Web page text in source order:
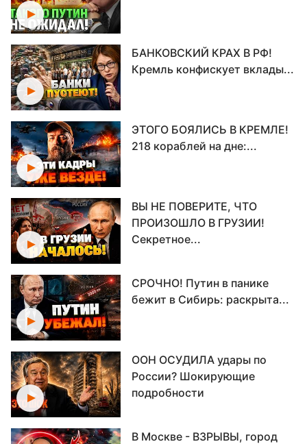
БАНКОВСКИЙ КРАХ В РФ!
Кремль конфискует вклады...
ЭТОГО БОЯЛИСЬ В КРЕМЛЕ!
218 кораблей на дне:...
ВЫ НЕ ПОВЕРИТЕ, ЧТО
ПРОИЗОШЛО В ГРУЗИИ!
Секретное...
СРОЧНО! Путин в панике
бежит в Сибирь: раскрыта...
ООН ОСУДИЛА удары по
России? Шокирующие
подробности
В Москве - ВЗРЫВЫ, город